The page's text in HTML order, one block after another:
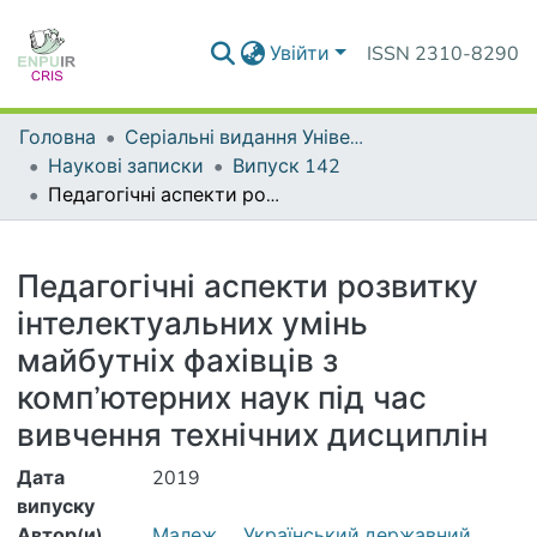
Увійти ISSN 2310-8290
Головна
Серіальні видання Університету
Наукові записки
Випуск 142
Педагогічні аспекти розвитку інтелектуальних умінь майбутніх фахівців з комп’ютерних наук під час вивчення технічних дисциплін
Педагогічні аспекти розвитку
інтелектуальних умінь
майбутніх фахівців з
комп’ютерних наук під час
вивчення технічних дисциплін
Дата
випуску
2019